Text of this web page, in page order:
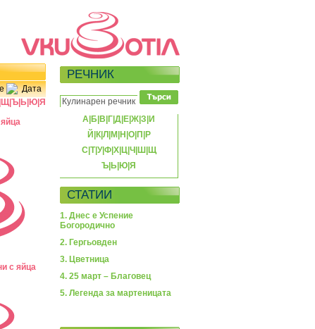
Дата
Щ Ъ Ь Ю Я
с яйца
РЕЧНИК
А Б В Г Д Е Ж З И
Й К| Л М Н О| П Р
С Т|У|Ф| Х| Ц| Ч Ш Щ
Ъ Ь Ю Я
СТАТИИ
1. Днес е Успение
Богородично
2. Гергьовден
3. Цветница
4. 25 март – Благовец
5. Легенда за мартеницата